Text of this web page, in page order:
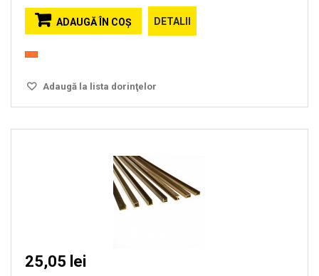
ADAUGĂ ÎN COŞ DETALII
Adaugă la lista dorinţelor
25,05 lei